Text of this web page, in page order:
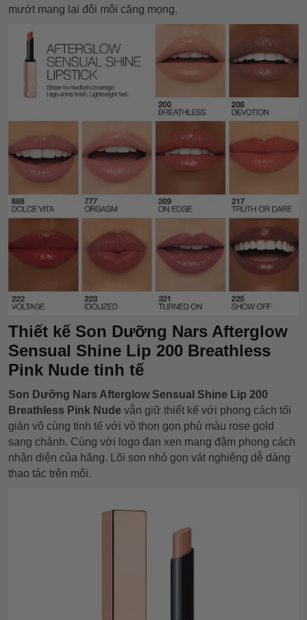
mướt mang lại đôi môi căng mọng.
Thiết kế Son Dưỡng Nars Afterglow
Sensual Shine Lip 200 Breathless
Pink Nude tinh tế
Son Dưỡng Nars Afterglow Sensual Shine Lip 200
Breathless Pink Nude vẫn giữ thiết kế với phong cách tối
giản vô cùng tinh tế với vỏ thon gọn phủ màu rose gold
sang chảnh. Cùng với logo đan xen mang đậm phong cách
nhận diện của hãng. Lõi son nhỏ gọn vát nghiêng dễ dàng
thao tác trên môi.